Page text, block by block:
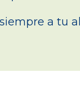
a tu